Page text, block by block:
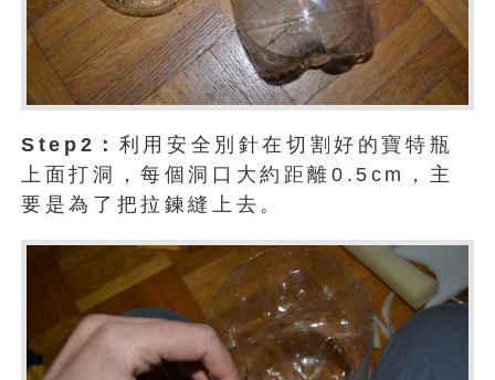
Step2： 利用安全別針在切割好的寶特瓶
上面打洞，每個洞口大約距離0.5cm，主
要是為了把拉鍊縫上去。